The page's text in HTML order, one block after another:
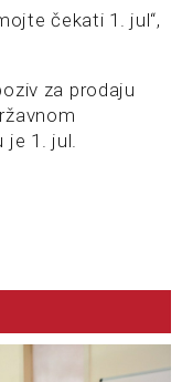
čekati 1. jul“,
za prodaju
je 1. jul.